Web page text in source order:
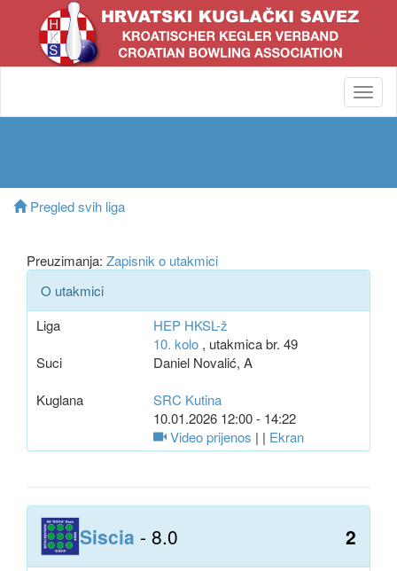
Pregled svih liga
Preuzimanja: Zapisnik o utakmici
O utakmici
Liga
HEP HKSL-ž
10. kolo, utakmica br. 49
Suci
Daniel Novalić, A
Kuglana
SRC Kutina
10.01.2026 12:00 - 14:22
Video prijenos | | Ekran
Siscia - 8.0 2